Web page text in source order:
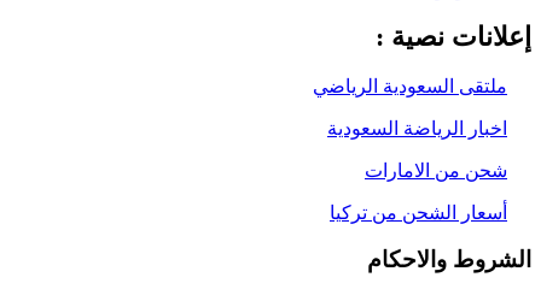
نصية :
السعودية الرياضي
الرياضة السعودية
من الامارات
الشحن من تركيا
والاحكام